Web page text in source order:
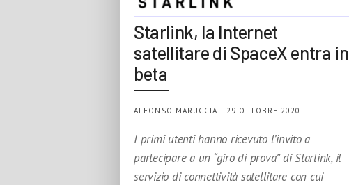
Starlink, la Internet
satellitare di SpaceX entra in
beta
ALFONSO MARUCCIA | 29 OTTOBRE 2020
I primi utenti hanno ricevuto l’invito a
partecipare a un “giro di prova” di Starlink, il
servizio di connettività satellitare con cui